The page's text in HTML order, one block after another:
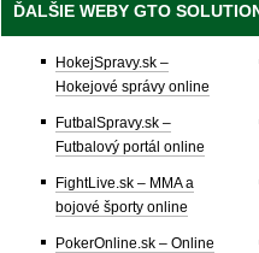
ĎALŠIE WEBY GTO
HokejSpravy.sk –
Hokejové správy online
FutbalSpravy.sk –
Futbalový portál online
FightLive.sk – MMA a
bojové športy online
PokerOnline.sk – Online